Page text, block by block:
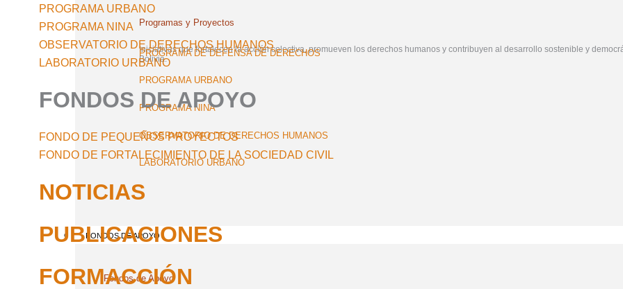
Programas y Proyectos
Iniciativas que fortalecen la acción colectiva, promueven los derechos humanos y contribuyen al desarrollo sostenible y
Bolivia.
PROGRAMA DE DEFENSA DE DERECHOS
PROGRAMA URBANO
PROGRAMA NINA
OBSERVATORIO DE DERECHOS HUMANOS
LABORATORIO URBANO
FONDOS DE APOYO
Fondos de Apoyo
PROGRAMA URBANO
PROGRAMA NINA
OBSERVATORIO DE DERECHOS HUMANOS
LABORATORIO URBANO
FONDOS DE APOYO
FONDO DE PEQUEÑOS PROYECTOS
FONDO DE FORTALECIMIENTO DE LA SOCIEDAD CIVIL
NOTICIAS
PUBLICACIONES
FORMACCIÓN